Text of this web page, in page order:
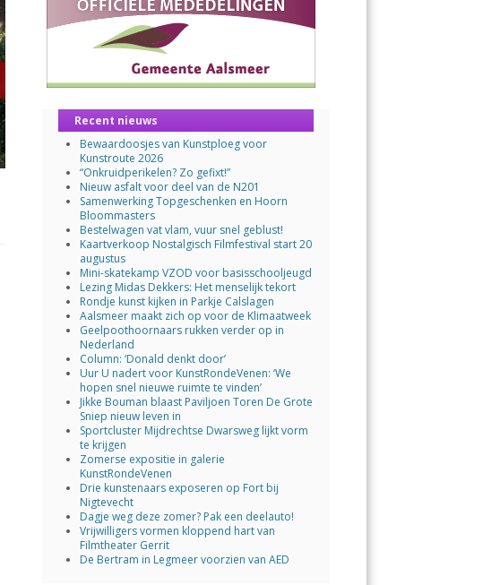
Recent nieuws
Bewaardoosjes van Kunstploeg voor
Kunstroute 2026
“Onkruidperikelen? Zo gefixt!”
Nieuw asfalt voor deel van de N201
Samenwerking Topgeschenken en Hoorn
Bloommasters
Bestelwagen vat vlam, vuur snel geblust!
Kaartverkoop Nostalgisch Filmfestival start 20
augustus
Mini-skatekamp VZOD voor basisschooljeugd
Lezing Midas Dekkers: Het menselijk tekort
Rondje kunst kijken in Parkje Calslagen
Aalsmeer maakt zich op voor de Klimaatweek
Geelpoothoornaars rukken verder op in
Nederland
Column: ‘Donald denkt door’
Uur U nadert voor KunstRondeVenen: ‘We
hopen snel nieuwe ruimte te vinden’
Jikke Bouman blaast Paviljoen Toren De Grote
Sniep nieuw leven in
Sportcluster Mijdrechtse Dwarsweg lijkt vorm
te krijgen
Zomerse expositie in galerie
KunstRondeVenen
Drie kunstenaars exposeren op Fort bij
Nigtevecht
Dagje weg deze zomer? Pak een deelauto!
Vrijwilligers vormen kloppend hart van
Filmtheater Gerrit
De Bertram in Legmeer voorzien van AED